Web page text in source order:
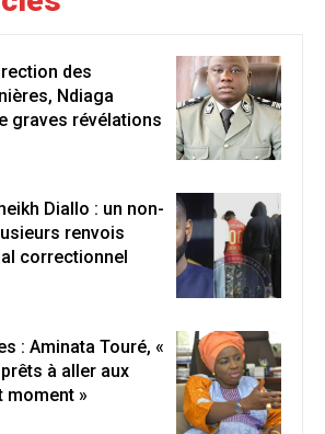
des
Ndiaga
graves révélations
Diallo : un non-
renvois
correctionnel
: Aminata Touré, «
à aller aux
moment »